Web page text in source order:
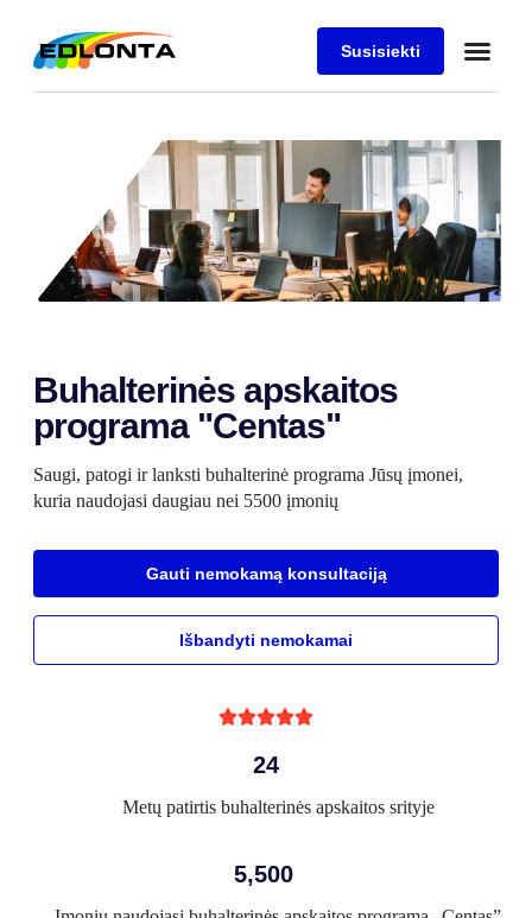
Susisiekti
Išbandyti nemokamai
Gauti nemokamą konsultaciją
Saugi, patogi ir lanksti buhalterinė programa Jūsų įmonei,
kuria naudojasi daugiau nei 5500 įmonių
Buhalterinės apskaitos
programa "Centas"

24
Metų patirtis buhalterinės apskaitos srityje
5,500